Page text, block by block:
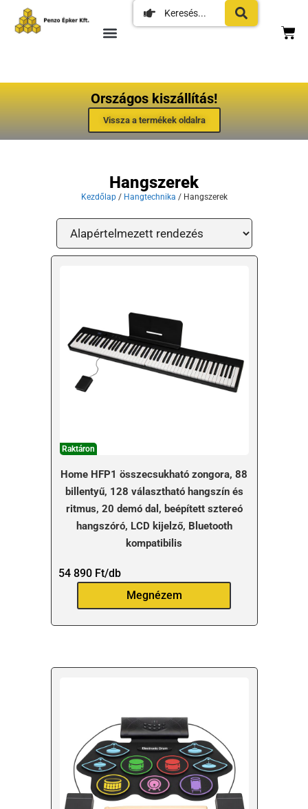
Országos kiszállítás!
Vissza a termékek oldalra
Hangszerek
Kezdőlap/ Hangtechnika / Hangszerek
Raktáron
Home HFP1 összecsukható zongora, 88
billentyű, 128 választható hangszín és
ritmus, 20 demó dal, beépített sztereó
hangszóró, LCD kijelző, Bluetooth
kompatibilis
54 890 Ft/db
Megnézem